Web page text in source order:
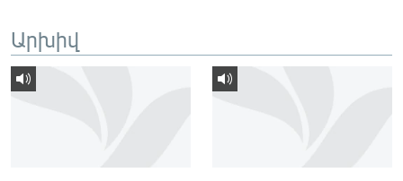
ՓՈԴՔԱՍԹ
Հայերեն
Արխիվ